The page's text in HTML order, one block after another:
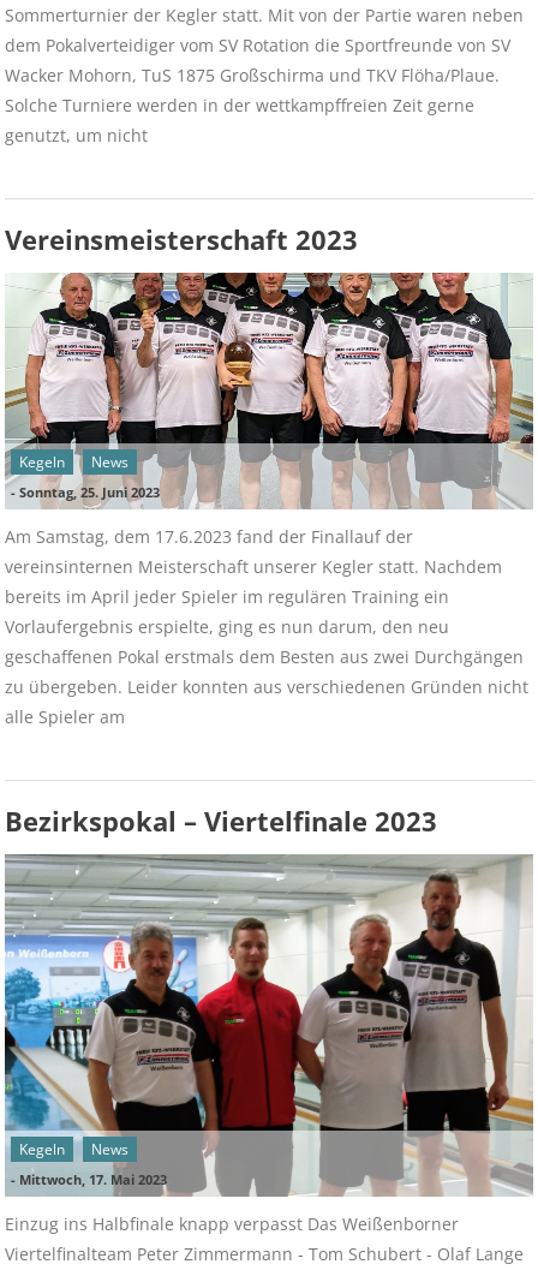
Sommerturnier der Kegler statt. Mit von der Partie waren neben
dem Pokalverteidiger vom SV Rotation die Sportfreunde von SV
Wacker Mohorn, TuS 1875 Großschirma und TKV Flöha/Plaue.
Solche Turniere werden in der wettkampffreien Zeit gerne
genutzt, um nicht
Vereinsmeisterschaft 2023
Kegeln News
-Sonntag, 25. Juni 2023
Am Samstag, dem 17.6.2023 fand der Finallauf der
vereinsinternen Meisterschaft unserer Kegler statt. Nachdem
bereits im April jeder Spieler im regulären Training ein
Vorlaufergebnis erspielte, ging es nun darum, den neu
geschaffenen Pokal erstmals dem Besten aus zwei Durchgängen
zu übergeben. Leider konnten aus verschiedenen Gründen nicht
alle Spieler am
Bezirkspokal – Viertelfinale 2023
Kegeln News
- Mittwoch, 17. Mai 2023
Einzug ins Halbfinale knapp verpasst Das Weißenborner
Viertelfinalteam Peter Zimmermann - Tom Schubert - Olaf Lange